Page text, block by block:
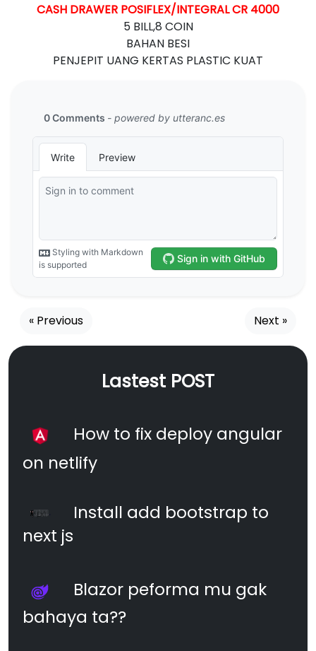
CASH DRAWER POSIFLEX/INTEGRAL CR 4000
5 BILL,8 COIN
BAHAN BESI
PENJEPIT UANG KERTAS PLASTIC KUAT
« Previous Next »
Lastest POST
How to fix deploy angular
on netlify
Install add bootstrap to
next js
Blazor peforma mu gak
bahaya ta??